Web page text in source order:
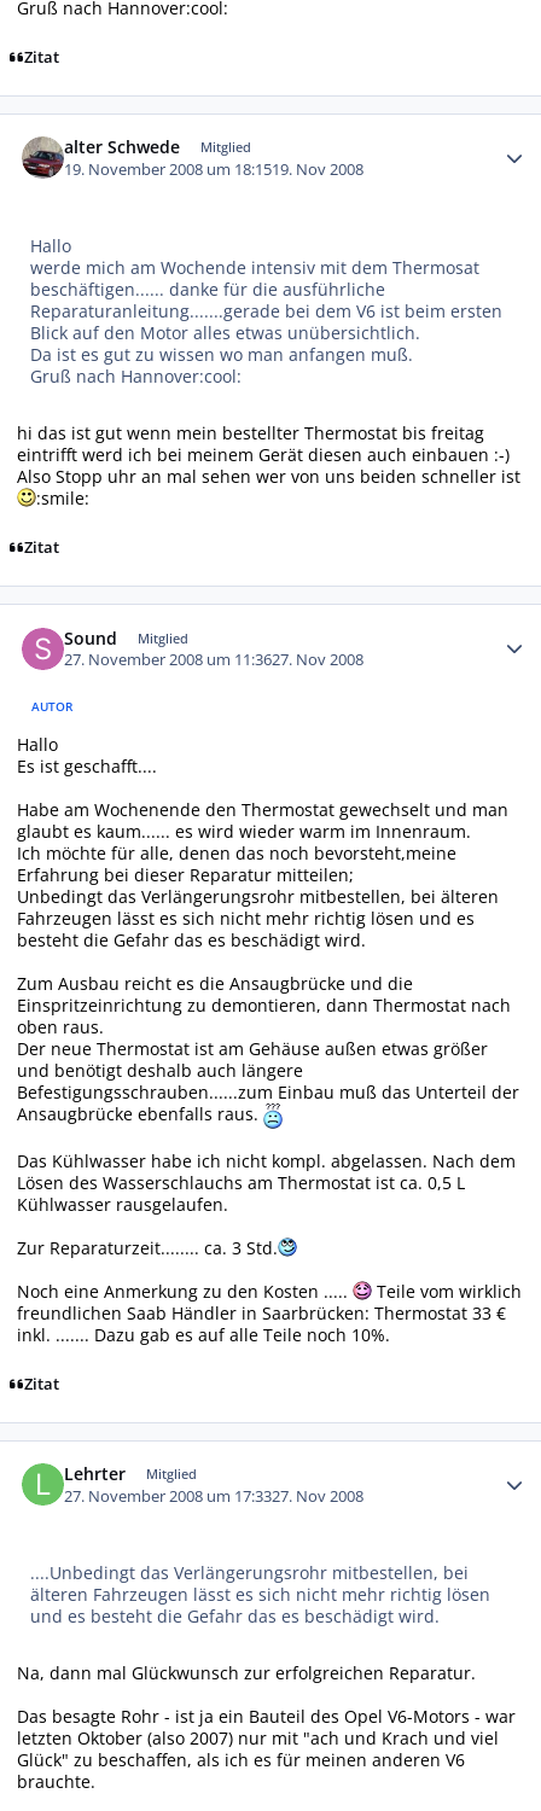
Gruß nach Hannover:cool:
Zitat
alter Schwede Mitglied
19. November 2008 um 18:1519. Nov 2008
Hallo
werde mich am Wochende intensiv mit dem Thermosat
beschäftigen...... danke für die ausführliche
Reparaturanleitung.......gerade bei dem V6 ist beim ersten
Blick auf den Motor alles etwas unübersichtlich.
Da ist es gut zu wissen wo man anfangen muß.
Gruß nach Hannover:cool:
hi das ist gut wenn mein bestellter Thermostat bis freitag
eintrifft werd ich bei meinem Gerät diesen auch einbauen :-)
Also Stopp uhr an mal sehen wer von uns beiden schneller ist
:smile:
Zitat
Sound Mitglied
27. November 2008 um 11:3627. Nov 2008
AUTOR
Hallo
Es ist geschafft....
Habe am Wochenende den Thermostat gewechselt und man
glaubt es kaum...... es wird wieder warm im Innenraum.
Ich möchte für alle, denen das noch bevorsteht,meine
Erfahrung bei dieser Reparatur mitteilen;
Unbedingt das Verlängerungsrohr mitbestellen, bei älteren
Fahrzeugen lässt es sich nicht mehr richtig lösen und es
besteht die Gefahr das es beschädigt wird.
Zum Ausbau reicht es die Ansaugbrücke und die
Einspritzeinrichtung zu demontieren, dann Thermostat nach
oben raus.
Der neue Thermostat ist am Gehäuse außen etwas größer
und benötigt deshalb auch längere
Befestigungsschrauben......zum Einbau muß das Unterteil der
Ansaugbrücke ebenfalls raus.
Das Kühlwasser habe ich nicht kompl. abgelassen. Nach dem
Lösen des Wasserschlauchs am Thermostat ist ca. 0,5 L
Kühlwasser rausgelaufen.
Zur Reparaturzeit........ ca. 3 Std.
Noch eine Anmerkung zu den Kosten .....
Teile vom wirklich
freundlichen Saab Händler in Saarbrücken: Thermostat 33 €
inkl. ....... Dazu gab es auf alle Teile noch 10%.
Zitat
Lehrter Mitglied
27. November 2008 um 17:3327. Nov 2008
....Unbedingt das Verlängerungsrohr mitbestellen, bei
älteren Fahrzeugen lässt es sich nicht mehr richtig lösen
und es besteht die Gefahr das es beschädigt wird.
Na, dann mal Glückwunsch zur erfolgreichen Reparatur.
Das besagte Rohr - ist ja ein Bauteil des Opel V6-Motors - war
letzten Oktober (also 2007) nur mit "ach und Krach und viel
Glück" zu beschaffen, als ich es für meinen anderen V6
brauchte.